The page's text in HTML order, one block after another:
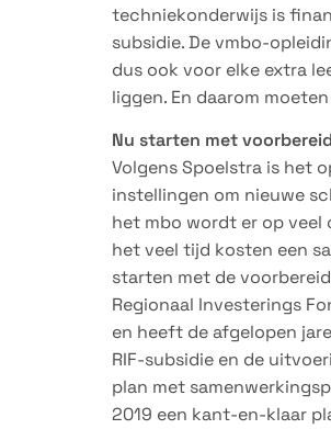
techniekonderwijs is
subsidie. De vmbo-
dus ook voor elke extra
liggen. En daarom
Nu starten met
Volgens Spoelstra is het
instellingen om nieuwe
het mbo wordt er op veel
het veel tijd kosten een
starten met de
Regionaal Investerings
en heeft de afgelopen
RIF-subsidie en de
plan met
2019 een kant-en-klaar